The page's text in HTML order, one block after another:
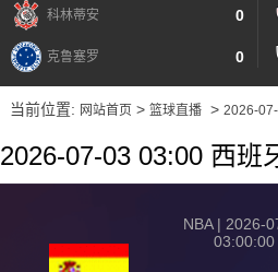
科林蒂安 0
克鲁塞罗 0
当前位置: 网站首页> 篮球直播> 2026-
2026-07-03 03:00 西班
NBA | 2026-
03:00:00